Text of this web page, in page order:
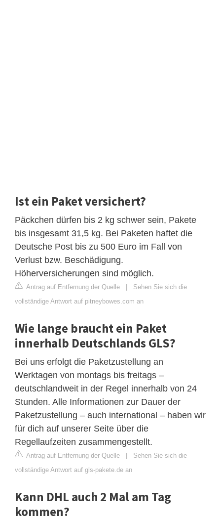
Ist ein Paket versichert?
Päckchen dürfen bis 2 kg schwer sein, Pakete
bis insgesamt 31,5 kg. Bei Paketen haftet die
Deutsche Post bis zu 500 Euro im Fall von
Verlust bzw. Beschädigung.
Höherversicherungen sind möglich.
Antrag auf Entfernung der Quelle | Sehen Sie sich die
vollständige Antwort auf pitneybowes.com an
Wie lange braucht ein Paket
innerhalb Deutschlands GLS?
Bei uns erfolgt die Paketzustellung an
Werktagen von montags bis freitags –
deutschlandweit in der Regel innerhalb von 24
Stunden. Alle Informationen zur Dauer der
Paketzustellung – auch international – haben wir
für dich auf unserer Seite über die
Regellaufzeiten zusammengestellt.
Antrag auf Entfernung der Quelle | Sehen Sie sich die
vollständige Antwort auf gls-pakete.de an
Kann DHL auch 2 Mal am Tag
kommen?